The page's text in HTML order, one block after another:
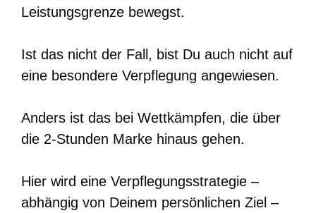
Leistungsgrenze bewegst.
Ist das nicht der Fall, bist Du auch nicht auf
eine besondere Verpflegung angewiesen.
Anders ist das bei Wettkämpfen, die über
die 2-Stunden Marke hinaus gehen.
Hier wird eine Verpflegungsstrategie –
abhängig von Deinem persönlichen Ziel –